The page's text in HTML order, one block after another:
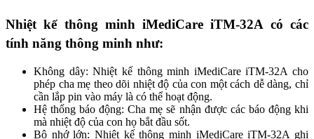
Nhiệt kế thông minh iMediCare iTM-32A có các
tính năng thông minh như:
Không dây: Nhiệt kế thông minh iMediCare iTM-32A cho
phép cha mẹ theo dõi nhiệt độ của con một cách dễ dàng, chỉ
cần lắp pin vào máy là có thể hoạt động.
Hệ thống báo động: Cha mẹ sẽ nhận được các báo động khi
mà nhiệt độ của con họ bắt đầu sốt.
Bộ nhớ lớn: Nhiệt kế thông minh iMediCare iTM-32A ghi